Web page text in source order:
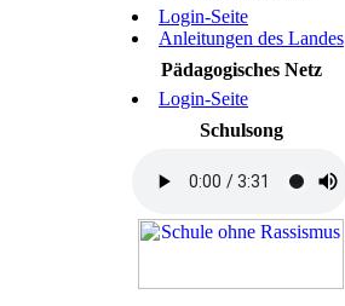
Login-Seite
Anleitungen des Landes
Pädagogisches Netz
Login-Seite
Schulsong